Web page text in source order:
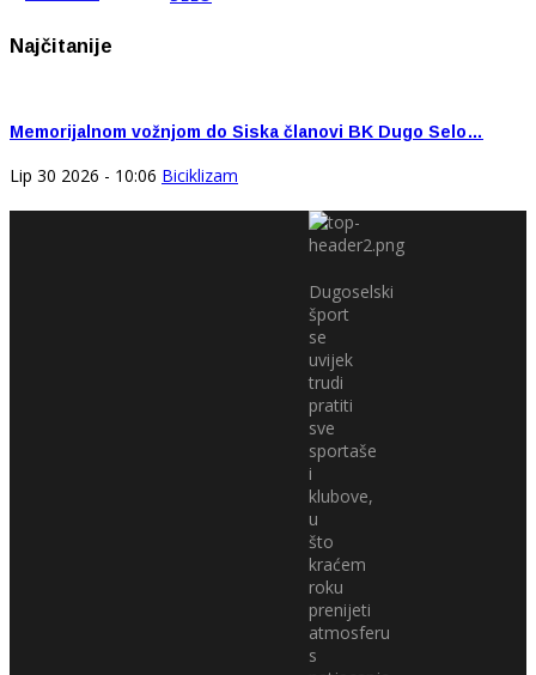
Najčitanije
Memorijalnom vožnjom do Siska članovi BK Dugo Selo…
Lip 30 2026 - 10:06 Biciklizam
Dugoselski
šport
se
uvijek
trudi
pratiti
sve
sportaše
i
klubove,
u
što
kraćem
roku
prenijeti
atmosferu
s